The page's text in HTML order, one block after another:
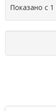
Показано с 1